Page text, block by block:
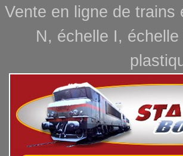
Vente en ligne de
N, échelle I,